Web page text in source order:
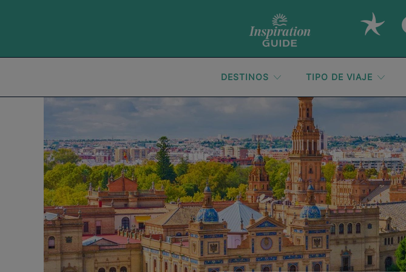
DESTINOS TIPO DE VIAJE